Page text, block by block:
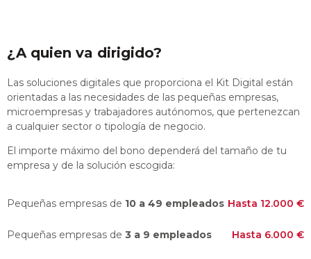
¿A quien va dirigido?
Las soluciones digitales que proporciona el Kit Digital están
orientadas a las necesidades de las pequeñas empresas,
microempresas y trabajadores autónomos, que pertenezcan
a cualquier sector o tipología de negocio.
El importe máximo del bono dependerá del tamaño de tu
empresa y de la solución escogida:
Pequeñas empresas de 10 a 49 empleados Hasta 12.000 €
Pequeñas empresas de 3 a 9 empleados Hasta 6.000 €